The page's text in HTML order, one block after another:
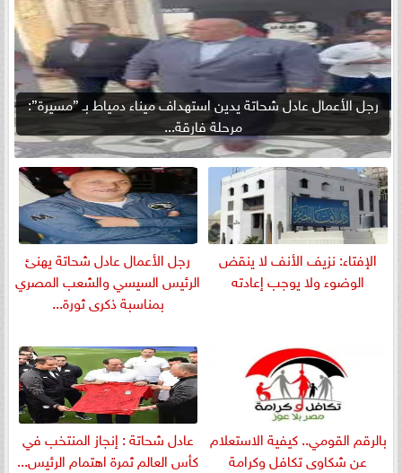
رجل الأعمال عادل شحاتة يدين استهداف ميناء دمياط بـ ”مسيرة”:
مرحلة فارقة...
الإفتاء: نزيف الأنف لا ينقض
الوضوء ولا يوجب إعادته
رجل الأعمال عادل شحاتة يهنئ
الرئيس السيسي والشعب المصري
بمناسبة ذكرى ثورة...
بالرقم القومي.. كيفية الاستعلام
عن شكاوى تكافل وكرامة
عادل شحاتة : إنجاز المنتخب في
كأس العالم ثمرة اهتمام الرئيس...